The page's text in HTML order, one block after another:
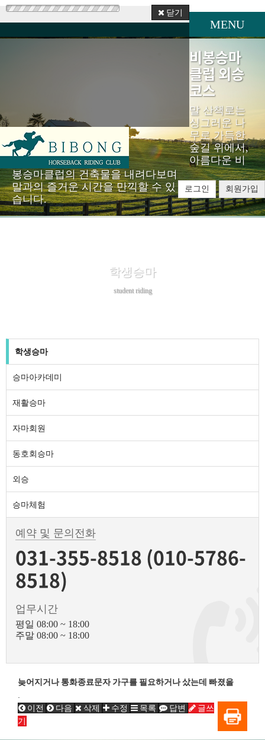
닫기
로그인 회원가입
MENU
비봉승마
클럽 외승
코스
말 산책로는
싱그러운 나
무로 가득한
숲길 위에서,
아름다운 비
봉승마클럽의 건축물을 내려다보며
말과의 즐거운 시간을 만끽할 수 있
습니다.
학생승마
student riding
학생승마
승마아카데미
재활승마
자마회원
동호회승마
외승
승마체험
예약 및 문의전화
031-355-8518 (010-5786-
8518)
업무시간
평일 08:00 ~ 18:00
주말 08:00 ~ 18:00
늦어지거나 통화종료문자 가구를 필요하거나 샀는데 빠졌을
이전
다음 삭제 수정 목록 답변
글쓰
기